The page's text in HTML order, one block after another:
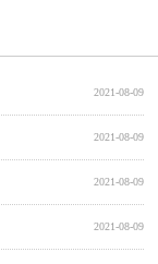
2021-08-09
2021-08-09
2021-08-09
2021-08-09